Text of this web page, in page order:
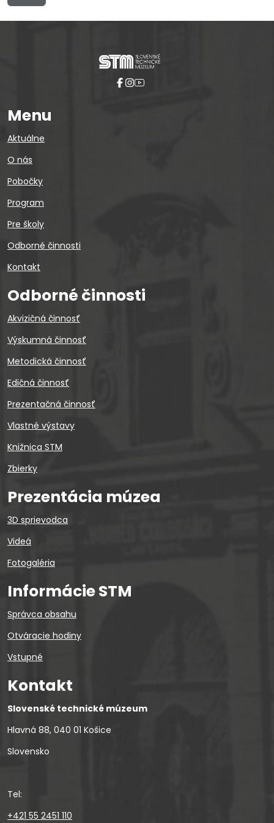
Menu
Aktuálne
O nás
Pobočky
Program
Pre školy
Odborné činnosti
Kontakt
Odborné činnosti
Akvizičná činnosť
Výskumná činnosť
Metodická činnosť
Edičná činnosť
Prezentačná činnosť
Vlastné výstavy
Knižnica STM
Zbierky
Prezentácia múzea
3D sprievodca
Videá
Fotogaléria
Informácie STM
Správca obsahu
Otváracie hodiny
Vstupné
Kontakt
Slovenské technické múzeum
Hlavná 88, 040 01 Košice
Slovensko
Tel:
+421 55 2451 110